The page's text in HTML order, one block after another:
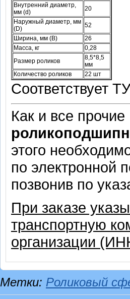
Внутренний диаметр,
мм (d)
20
Наружный диаметр, мм
(D)
52
Ширина, мм (B)
26
Масса, кг
0,28
Размер роликов
8,5*8,5
мм
Количество роликов
22 шт
Соответствует
Как и все
этого
по электронной
позвонив по
При заказе
транспортную
организации
Метки: Роликовый